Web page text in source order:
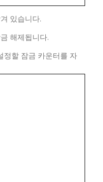
있습니다.
해제됩니다.
정할 잠금 카운터를 자